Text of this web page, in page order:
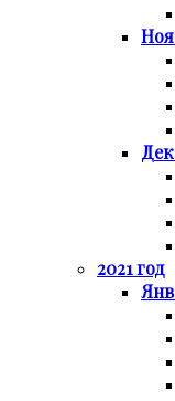
2021 год